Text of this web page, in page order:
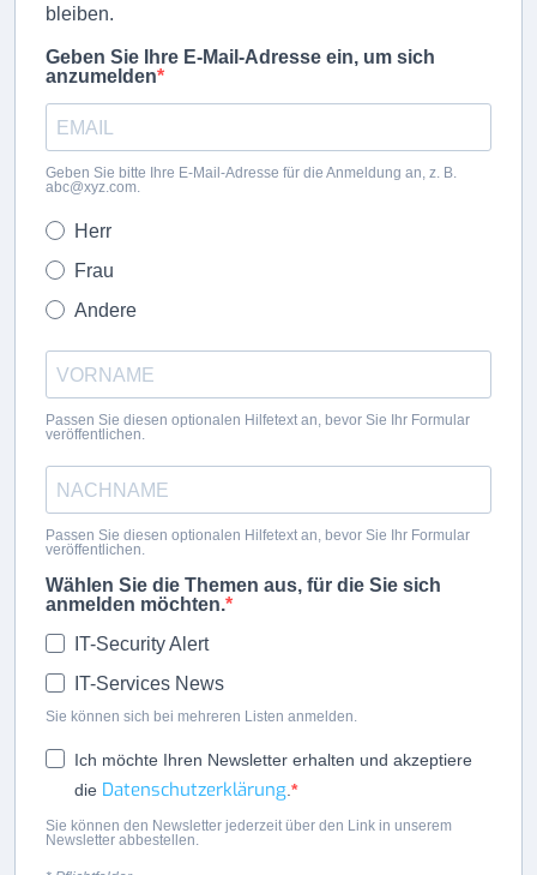
bleiben.
Geben Sie Ihre E-Mail-Adresse ein, um sich
anzumelden
Geben Sie bitte Ihre E-Mail-Adresse für die Anmeldung an, z. B.
abc@xyz.com.
Herr
Frau
Andere
Passen Sie diesen optionalen Hilfetext an, bevor Sie Ihr Formular
veröffentlichen.
Passen Sie diesen optionalen Hilfetext an, bevor Sie Ihr Formular
veröffentlichen.
Wählen Sie die Themen aus, für die Sie sich
anmelden möchten.
IT-Security Alert
IT-Services News
Sie können sich bei mehreren Listen anmelden.
Ich möchte Ihren Newsletter erhalten und akzeptiere
die Datenschutzerklärung
Sie können den Newsletter jederzeit über den Link in unserem
Newsletter abbestellen.